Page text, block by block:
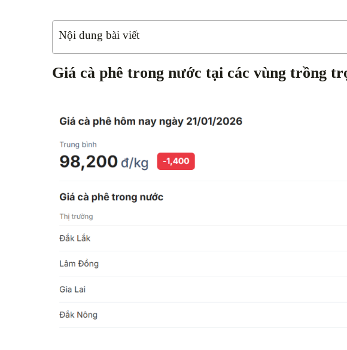
Nội dung bài viết
Giá cà phê trong nước tại các vùng trồng